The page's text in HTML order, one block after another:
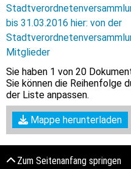
bis 31.03.2016 hier: von der
Mitglieder
Sie haben 1 von 20
Sie können die Reihenfolge
der Liste anpassen.
Mappe herunterladen
Zum Seitenanfang springen